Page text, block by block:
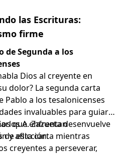
las Escrituras:
firme
de Segunda a los
Dios al creyente en
dolor? La segunda carta
Pablo a los tesalonicenses
invaluables para guiar a
que enfrentan
y aflicción.
A. Zazueta desenvuelve
de esta carta mientras
creyentes a perseverar,